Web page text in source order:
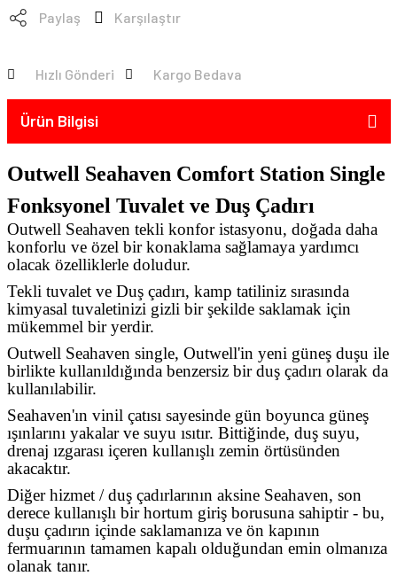
Paylaş Karşılaştır
Hızlı Gönderi Kargo Bedava
Ürün Bilgisi
Outwell Seahaven Comfort Station Single
Fonksyonel Tuvalet ve Duş Çadırı
Outwell Seahaven tekli konfor istasyonu, doğada daha
konforlu ve özel bir konaklama sağlamaya yardımcı
olacak özelliklerle doludur.
Tekli tuvalet ve Duş çadırı, kamp tatiliniz sırasında
kimyasal tuvaletinizi gizli bir şekilde saklamak için
mükemmel bir yerdir.
Outwell Seahaven single, Outwell'in yeni güneş duşu ile
birlikte kullanıldığında benzersiz bir duş çadırı olarak da
kullanılabilir.
Seahaven'ın vinil çatısı sayesinde gün boyunca güneş
ışınlarını yakalar ve suyu ısıtır. Bittiğinde, duş suyu,
drenaj ızgarası içeren kullanışlı zemin örtüsünden
akacaktır.
Diğer hizmet / duş çadırlarının aksine Seahaven, son
derece kullanışlı bir hortum giriş borusuna sahiptir - bu,
duşu çadırın içinde saklamanıza ve ön kapının
fermuarının tamamen kapalı olduğundan emin olmanıza
olanak tanır.